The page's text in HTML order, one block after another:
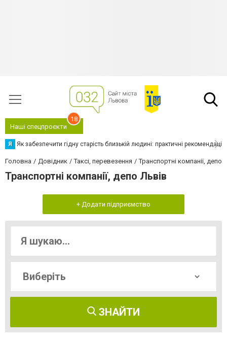
Наші спецпроєкти
18
Я Як забезпечити гідну старість близькій людині: практичні рекомендації
Головна Довідник Таксі, перевезення Транспортні компанії, депо
Транспортні компанії, депо Львів
+ Додати підприємство
ЗНАЙТИ